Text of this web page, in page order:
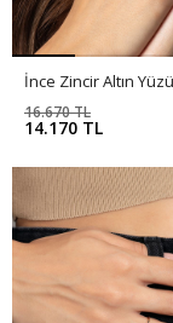
İnce Zincir Altın
14.170 TL
16.670 TL